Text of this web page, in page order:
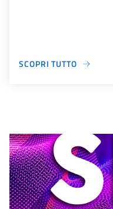
SCOPRI TUTTO